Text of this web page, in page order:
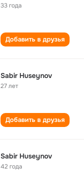
33 года
Добавить в друзья
Sabir Huseynov
27 лет
Добавить в друзья
Sabir Huseynov
42 года